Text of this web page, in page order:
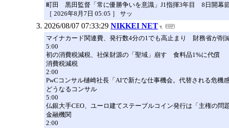
町田 黒田監督「常に優勝争いを意識」J1指揮3年目 8日開幕
［ 2026年8月7日 05:05 ］ サッ
2026/08/07 07:33:29 NIKKEI NET
マイナカード関連費、発行数4分の1でも高止まり 財務省が削
5:00
初の消費税減税、社保財源の「聖域」崩す 食料品1%に代償
消費税減税
2:00
PwCコンサル樋崎社長「AIで新たな仕事機会。代替される危機感
どうなるコンサル
5:00
仏銀大手CEO、ユーロ建てステーブルコイン発行は「主権の問題
金融機関
2:00